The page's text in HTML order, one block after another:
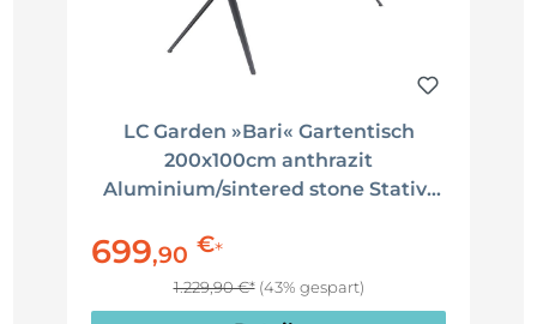
LC Garden »Bari« Gartentisch
200x100cm anthrazit
Aluminium/sintered stone Stativ-
699,90 €*
1.229,90 €* (43% gespart)